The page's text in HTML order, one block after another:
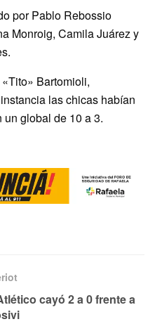
por Pablo Rebossio
Monroig, Camila Juárez y
Bartomioli,
las chicas habían
global de 10 a 3.
cayó 2 a 0 frente a